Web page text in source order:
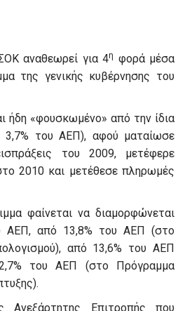
αναθεωρεί για 4η φορά μέσα
της γενικής κυβέρνησης του
ήδη «φουσκωμένο» από την ίδια
του ΑΕΠ), αφού ματαίωσε
του 2009, μετέφερε
2010 και μετέθεσε πληρωμές
φαίνεται να διαμορφώνεται
ΑΕΠ, από 13,8% του ΑΕΠ (στο
από 13,6% του ΑΕΠ
του ΑΕΠ (στο Πρόγραμμα
Επιτροπής που